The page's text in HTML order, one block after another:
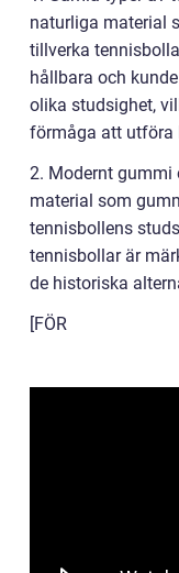
naturliga material
tillverka
hållbara och
olika studsighet,
förmåga att utföra
2. Modernt gummi
material som
tennisbollens
tennisbollar är
de historiska
[FÖR